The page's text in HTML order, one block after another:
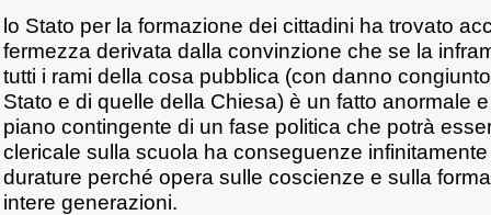
lo Stato per la formazione dei cittadini ha trovato
fermezza derivata dalla convinzione che se la
tutti i rami della cosa pubblica (con danno
Stato e di quelle della Chiesa) è un fatto anormale
piano contingente di un fase politica che potrà
clericale sulla scuola ha conseguenze
durature perché opera sulle coscienze e sulla
intere generazioni.